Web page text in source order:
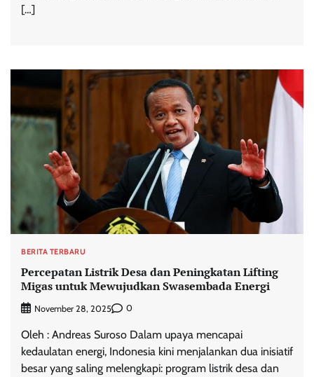
[…]
BERITA TERBARU
Percepatan Listrik Desa dan Peningkatan Lifting
Migas untuk Mewujudkan Swasembada Energi
November 28, 2025 0
Oleh : Andreas Suroso Dalam upaya mencapai
kedaulatan energi, Indonesia kini menjalankan dua inisiatif
besar yang saling melengkapi: program listrik desa dan